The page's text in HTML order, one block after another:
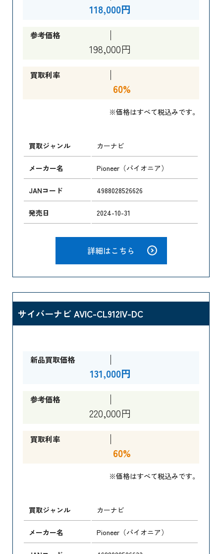
118,000円
参考価格
198,000円
買取利率
60%
※価格はすべて税込みです。
買取ジャンル カーナビ
メーカー名 Pioneer（パイオニア）
JANコード 4988028526626
発売日 2024-10-31
詳細はこちら
サイバーナビ AVIC-CL912IV-DC
新品買取価格
131,000円
参考価格
220,000円
買取利率
60%
※価格はすべて税込みです。
買取ジャンル カーナビ
メーカー名 Pioneer（パイオニア）